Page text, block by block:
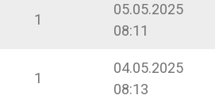
1
05.05.2025
08:11
1
04.05.2025
08:13